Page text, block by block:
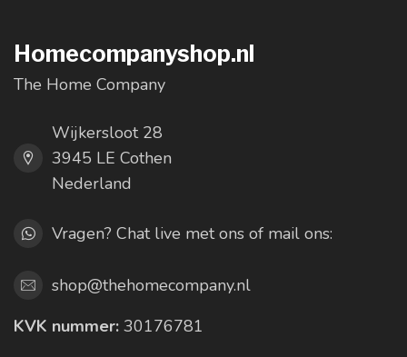
Homecompanyshop.nl
The Home Company
Wijkersloot 28
3945 LE Cothen
Nederland
Vragen? Chat live met ons of mail ons:
shop@thehomecompany.nl
KVK nummer: 30176781